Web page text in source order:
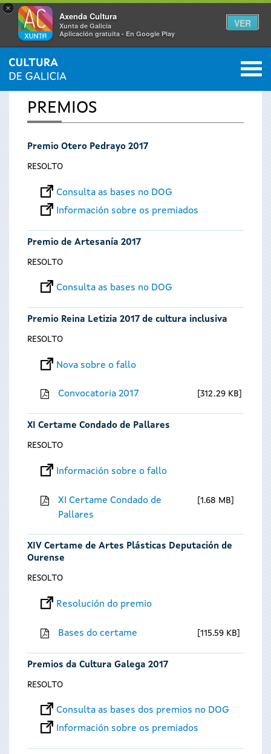
×
Axenda Cultura
Xunta de Galicia
Aplicación gratuíta - En Google Play
VER
Vostede
está
aquí
INICIO 0
PREMIOS
Premio Otero Pedrayo 2017
RESOLTO
Consulta as bases no DOG
Información sobre os premiados
Premio de Artesanía 2017
RESOLTO
Consulta as bases no DOG
Premio Reina Letizia 2017 de cultura inclusiva
RESOLTO
Nova sobre o fallo
Convocatoria 2017 312.29 KB
XI Certame Condado de Pallares
RESOLTO
Información sobre o fallo
XI Certame Condado de
Pallares
1.68 MB
XIV Certame de Artes Plásticas Deputación de
Ourense
RESOLTO
Resolución do premio
Bases do certame 115.59 KB
Premios da Cultura Galega 2017
RESOLTO
Consulta as bases dos premios no DOG
Información sobre os premiados